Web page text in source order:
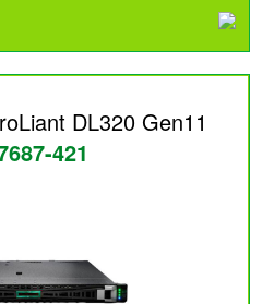
DL320 Gen11
421